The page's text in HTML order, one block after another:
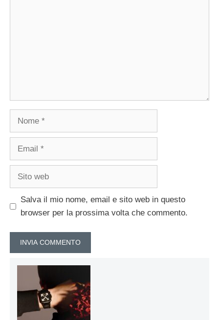
Nome
Email
Sito
Salva il mio nome, email e sito web in questo
browser per la prossima volta che commento.